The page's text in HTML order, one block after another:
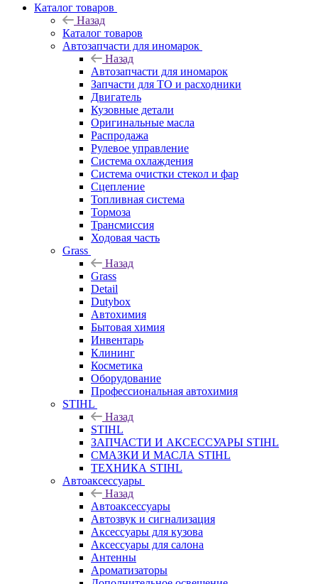
Каталог товаров
Назад
Каталог товаров
Автозапчасти для иномарок
Назад
Автозапчасти для иномарок
Запчасти для ТО и расходники
Двигатель
Кузовные детали
Оригинальные масла
Распродажа
Рулевое управление
Система охлаждения
Система очистки стекол и фар
Сцепление
Топливная система
Тормоза
Трансмиссия
Ходовая часть
Grass
Назад
Grass
Detail
Dutybox
Автохимия
Бытовая химия
Инвентарь
Клининг
Косметика
Оборудование
Профессиональная автохимия
STIHL
Назад
STIHL
ЗАПЧАСТИ И АКСЕССУАРЫ STIHL
СМАЗКИ И МАСЛА STIHL
ТЕХНИКА STIHL
Автоаксессуары
Назад
Автоаксессуары
Автозвук и сигнализация
Аксессуары для кузова
Аксессуары для салона
Антенны
Ароматизаторы